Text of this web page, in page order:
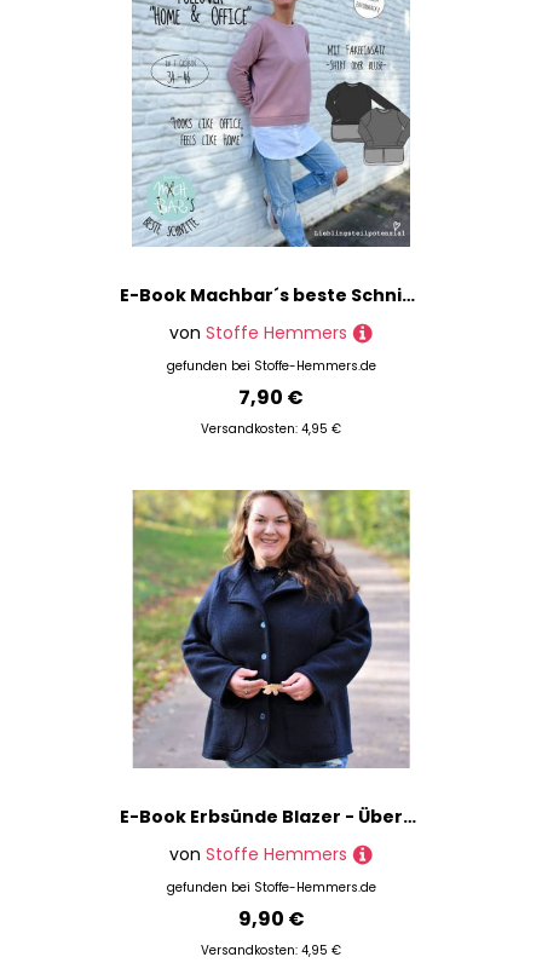
E-Book Machbar´s beste Schnitte Pullover Home & Office
von Stoffe Hemmers
gefunden bei Stoffe-Hemmers.de
7,90 €
Versandkosten: 4,95 €
E-Book Erbsünde Blazer - Übergangsjacke Paulista 46-60
von Stoffe Hemmers
gefunden bei Stoffe-Hemmers.de
9,90 €
Versandkosten: 4,95 €